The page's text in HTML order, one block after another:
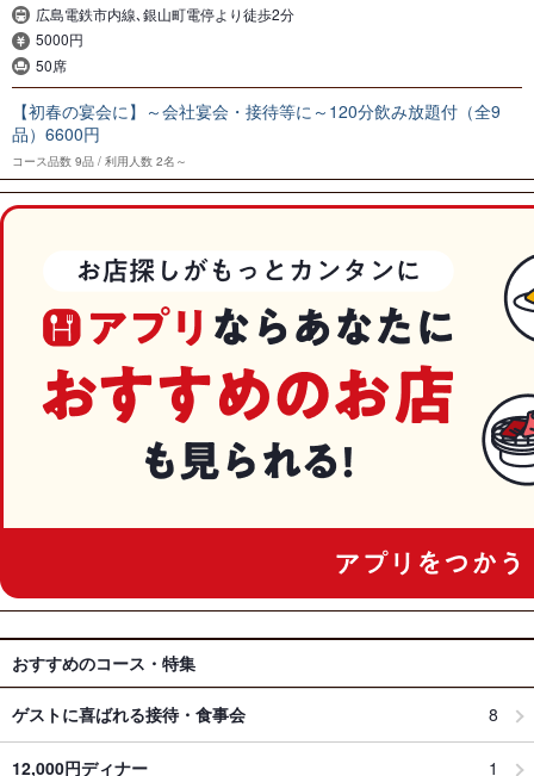
広島電鉄市内線､銀山町電停より徒歩2分
5000円
50席
【初春の宴会に】～会社宴会・接待等に～120分飲み放題付（全9
品）6600円
コース品数 9品 利用人数 2名～
おすすめのコース・特集
ゲストに喜ばれる接待・食事会 8
12,000円ディナー 1